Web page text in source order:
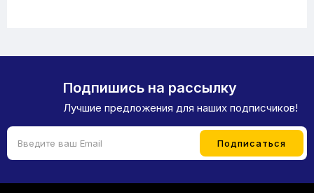
Подпишись на рассылку
Лучшие предложения для наших подписчиков!